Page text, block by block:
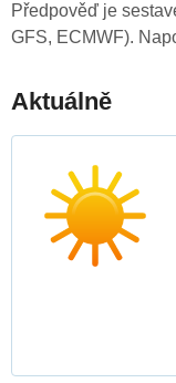
Předpověď je
GFS, ECMWF).
Aktuálně